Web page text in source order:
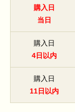
購入日
当日
購入日
4日以内
購入日
11日以内